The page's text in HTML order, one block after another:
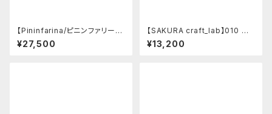
【Pininfarina/ピニンファリー
ナ】Speedform (チタン)
¥27,500
【SAKURA craft_lab】010 ゲ
ルインキボールペン (ハンマート
ーン チャコール)
¥13,200